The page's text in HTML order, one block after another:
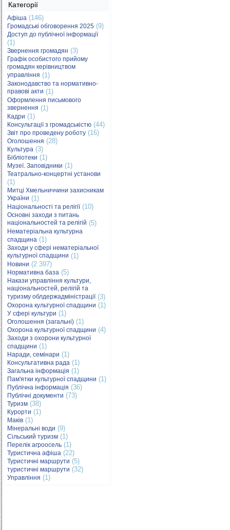
Категорії
Афіша (146)
Громадські обговорення 2025 (9)
Доступ до публічної інформації
(1)
Звернення громадян (3)
Графік особистого прийому
громадян керівництвом
управління (1)
Законодавство та нормативно-
правові акти (1)
Оформлення письмового
звернення (1)
Кадри (1)
Консультації з громадськістю (44)
Звіт про проведену роботу (16)
Оголошення (28)
Культура (3)
Бібліотеки (1)
Музеї. Заповідники (1)
Театрально-концертні установи
(1)
Митці Хмельниччини захисникам
України (1)
Національності та релігії(10)
Основні заходи з питань
національностей та релігій (5)
Нематеріальна культурна
спадщина (1)
Заходи у сфері нематеріальної
культурної спадщини (1)
Новини (2 397)
Нормативна база (5)
Накази управління культури,
національностей, релігій та
туризму облдержадміністрації(3)
Охорона культурної спадщини (1)
У сфері культури (1)
Оголошення (загальні) (1)
Охорона культурної спадщини (4)
Заходи з охорони культурної
спадщини (1)
Наради, семінари (1)
Консультативна рада (1)
Загальна інформація (1)
Пам'ятки культурної спадщини (1)
Публічна інформація (36)
Публічні документи (73)
Туризм (38)
Курорти (1)
Маків (1)
Мінеральні води (9)
Сільський туризм (1)
Перелік агроосель (1)
Туристична афіша (22)
Туристичні маршрути (5)
туристичні маршрути (32)
Управління (1)